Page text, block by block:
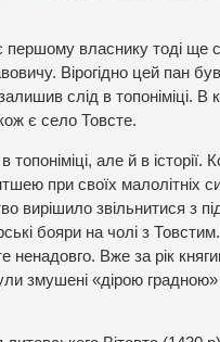
власнику тоді ще
Вірогідно цей пан
слід в топоніміці. В
є село Товсте.
але й в історії.
при своїх малолітніх
вирішило звільнитися з
бояри на чолі з
Вже за рік
змушені «дірою